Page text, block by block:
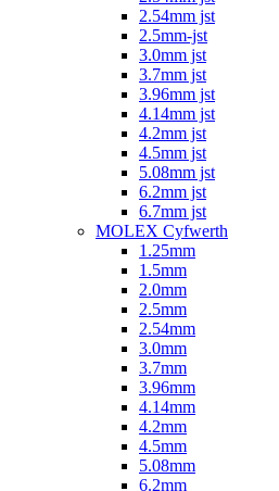
2.54mm jst
2.5mm-jst
3.0mm jst
3.7mm jst
3.96mm jst
4.14mm jst
4.2mm jst
4.5mm jst
5.08mm jst
6.2mm jst
6.7mm jst
MOLEX Cyfwerth
1.25mm
1.5mm
2.0mm
2.5mm
2.54mm
3.0mm
3.7mm
3.96mm
4.14mm
4.2mm
4.5mm
5.08mm
6.2mm